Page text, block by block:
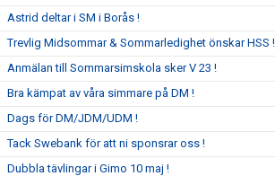
Astrid deltar i SM i Borås !
Trevlig Midsommar & Sommarledighet önskar HSS !
Anmälan till Sommarsimskola sker V 23 !
Bra kämpat av våra simmare på DM !
Dags för DM/JDM/UDM !
Tack Swebank för att ni sponsrar oss !
Dubbla tävlingar i Gimo 10 maj !